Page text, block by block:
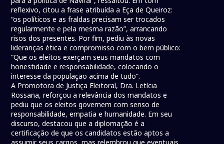
reflexivo, citou a frase atribuída a Eça de Queiroz:
“os políticos e as fraldas precisam ser trocados
regularmente e pela mesma razão”, arrancando
risos dos presentes. Por fim, pediu às novas
lideranças ética e compromisso com o bem público:
“Que os eleitos exerçam seus mandatos com
honestidade e responsabilidade, colocando o
interesse da população acima de tudo”.
A Promotora de Justiça Eleitoral, Dra. Letícia
Rossana, reforçou a relevância dos mandatos e
pediu que os eleitos governem com senso de
responsabilidade, empatia e humanidade. Em seu
discurso, destacou que a diplomação é a
certificação de que os candidatos estão aptos a